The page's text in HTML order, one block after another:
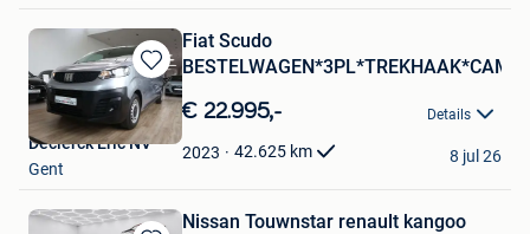
Bewaren
in
Mijn
Favorieten
Fiat Scudo
€ 22.995,- Details
2023 42.625 km
Declerck Eric NV
Gent
8 jul 26
Nissan Touwnstar renault kangoo